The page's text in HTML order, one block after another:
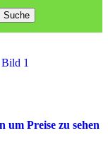
Suche
um Preise zu sehen